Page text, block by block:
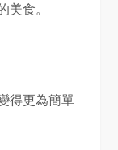
食。
得更為簡單